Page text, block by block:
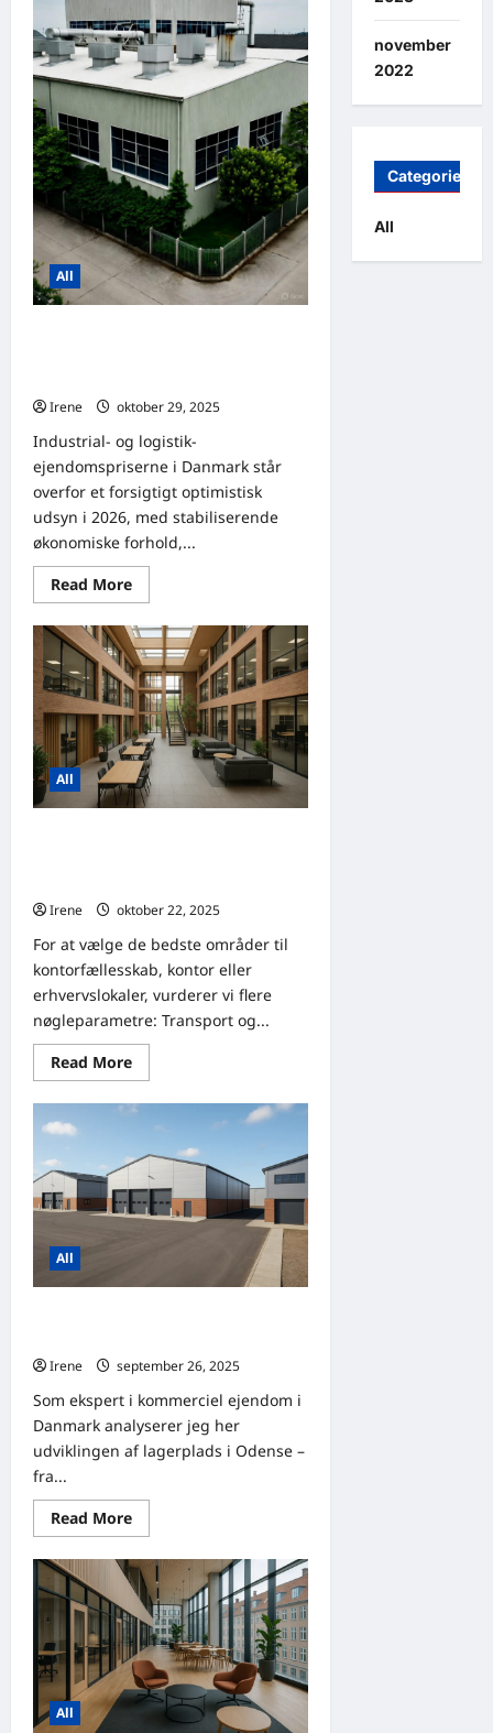
Sverige
All
Irene
oktober 29, 2025
Industrial- og logistik-
ejendomspriserne i Danmark står
overfor et forsigtigt optimistisk
udsyn i 2026, med stabiliserende
økonomiske forhold,...
Read MoreRead
more
Industrial-
og
logistik-
ejendomsprisprognose
for
2026
| Lagerbygninger
i
Danmark
All
Irene
oktober 22, 2025
For at vælge de bedste områder til
kontorfællesskab, kontor eller
erhvervslokaler, vurderer vi flere
nøgleparametre: Transport og...
Read MoreRead
more
Analyse
De
bedste
områder
for
coworking-
2026
All
Irene
september 26, 2025
Som ekspert i kommerciel ejendom i
Danmark analyserer jeg her
udviklingen af lagerplads i Odense –
fra...
Read MoreRead
more
Lagerlokaler
i
Odense:
fra
traditionelle
lokaler
til
smart
logistik
All
november
2022
Categories
All